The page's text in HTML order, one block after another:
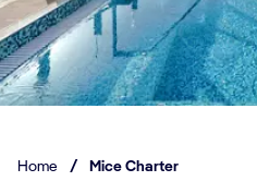
Home / Mice Charter